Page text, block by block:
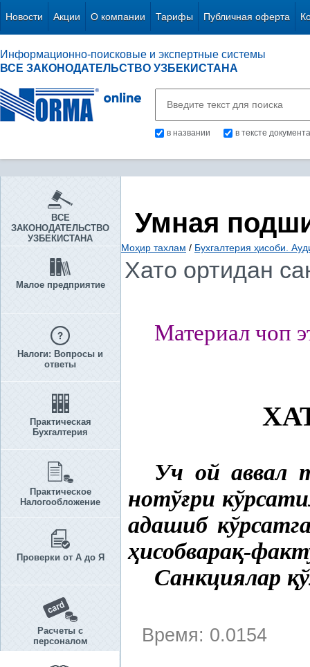
Новости Акции О компании Тарифы Публичная оферта
Информационно-поисковые и экспертные системы
ВСЕ ЗАКОНОДАТЕЛЬСТВО УЗБЕКИСТАНА
в названии в тексте документа
ВСЕ
ЗАКОНОДАТЕЛЬСТВО
УЗБЕКИСТАНА
Малое предприятие
Налоги: Вопросы и
ответы
Практическая
Бухгалтерия
Практическое
Налогообложение
Проверки от А до Я
Расчеты с
персоналом
Умная
Моҳир тахлам / Бухгалтерия ҳисоби.
Хато ортидан
Материал чоп
Уч ой аввал
нотўғри
адашиб
ҳисобварақ-
Санкциялар қ
Время: 0.0154